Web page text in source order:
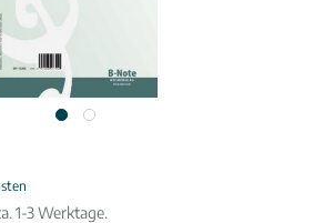
1-3 Werktage.